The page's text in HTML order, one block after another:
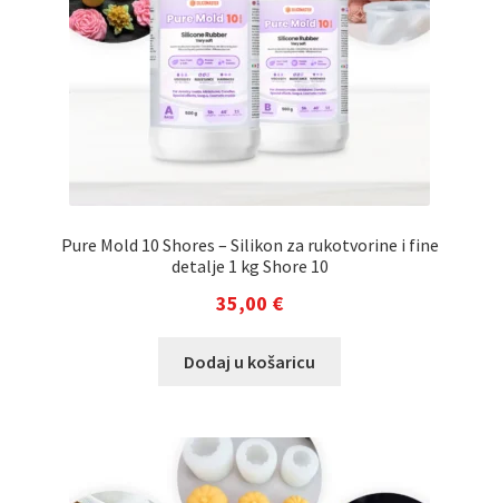
Pure Mold 10 Shores – Silikon za rukotvorine i fine
detalje 1 kg Shore 10
35,00 €
Dodaj u košaricu